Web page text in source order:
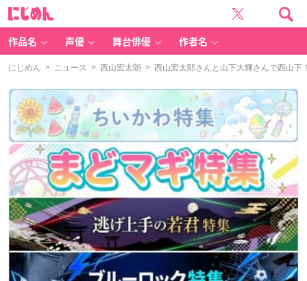
作品名 声優 舞台俳優 作者名
にじめん > ニュース > 西山宏太朗 > 西山宏太郎さんと山下大輝さんで西山下